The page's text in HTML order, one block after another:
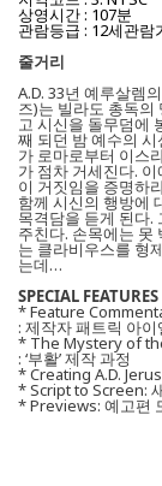
상영시간 : 107분
관람등급 : 12세관람
줄거리
A.D. 33년 예루살렘
즈)는 빌라도 총독의
고 시신을 돌무덤에
째 되던 밤 예수의
가 로마로부터 이스
가 점차 거세진다.
이 거짓임을 증명하
함께 시신의 행방에
목격담을 듣게 된다.
주친다. 손목에는 못
는 클라비우스를 형
는데…
SPECIAL FEATURES
* Feature
: 제작자 패트릭 아
* The Mystery of
: ‘부활’ 제작 과정
* Creating A.D.
* Script to Screen:
* Previews: 예고편